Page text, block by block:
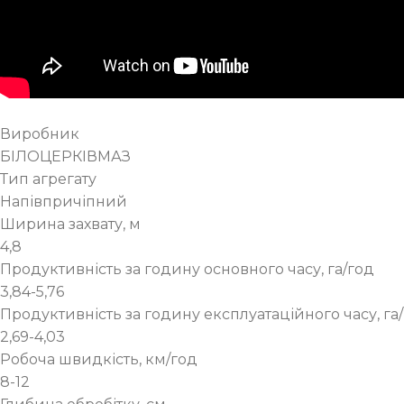
Виробник
БІЛОЦЕРКІВМАЗ
Тип агрегату
Напівпричіпний
Ширина захвату, м
4,8
Продуктивність за годину основного часу, га/год
3,84-5,76
Продуктивність за годину експлуатаційного часу,
2,69-4,03
Робоча швидкість, км/год
8-12